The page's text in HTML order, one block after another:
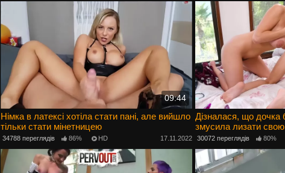
09:44
Німка в латексі хотіла стати пані, але вийшло
тільки стати мінетницею
34788 переглядів 86% HD 17.11.2022
Дізналася, що дочка
змусила лизати
30072 переглядів 80%